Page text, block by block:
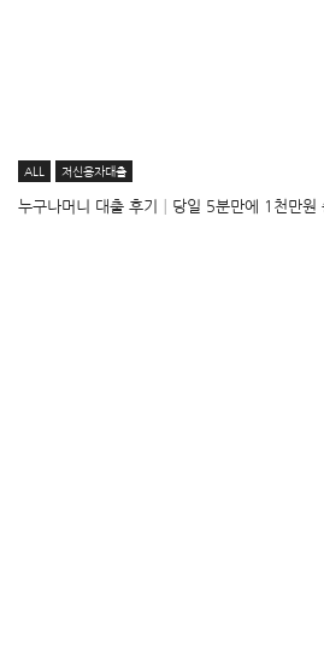
ALL 저신용자대출
누구나머니 대출 후기│당일 5분만에 1천만원